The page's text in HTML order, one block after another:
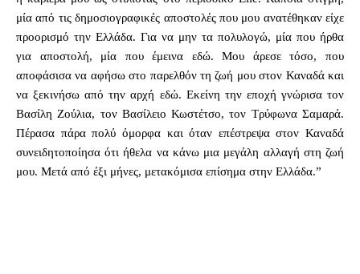
μία από τις δημοσιογραφικές αποστολές που μου ανατέθηκαν είχε
προορισμό την Ελλάδα. Για να μην τα πολυλογώ, μία που ήρθα
για αποστολή, μία που έμεινα εδώ. Μου άρεσε τόσο, που
αποφάσισα να αφήσω στο παρελθόν τη ζωή μου στον Καναδά και
να ξεκινήσω από την αρχή εδώ. Εκείνη την εποχή γνώρισα τον
Βασίλη Ζούλια, τον Βασίλειο Κωστέτσο, τον Τρύφωνα Σαμαρά.
Πέρασα πάρα πολύ όμορφα και όταν επέστρεψα στον Καναδά
συνειδητοποίησα ότι ήθελα να κάνω μια μεγάλη αλλαγή στη ζωή
μου. Μετά από έξι μήνες, μετακόμισα επίσημα στην Ελλάδα.”